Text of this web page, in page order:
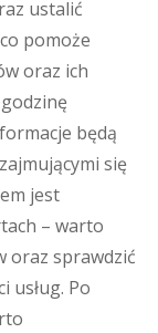
ustalić
pomoże
oraz ich
będą
się
jest
– warto
oraz sprawdzić
usług. Po